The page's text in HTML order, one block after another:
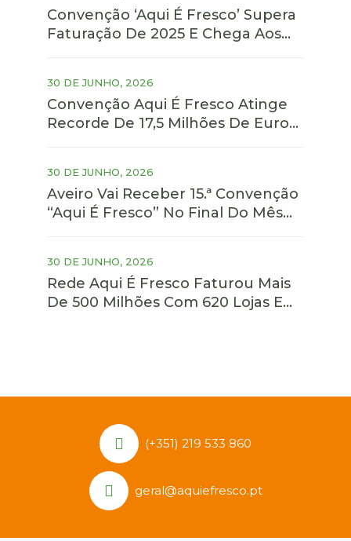
Convenção ‘Aqui É Fresco’ Supera
Faturação De 2025 E Chega Aos
30 DE JUNHO, 2026
Convenção Aqui É Fresco Atinge
Recorde De 17,5 Milhões De Euros
30 DE JUNHO, 2026
Aveiro Vai Receber 15.ª Convenção
“Aqui É Fresco” No Final Do Mês
30 DE JUNHO, 2026
Rede Aqui É Fresco Faturou Mais
De 500 Milhões Com 620 Lojas Em
(+351) 219 533 860
geral@aquiefresco.pt